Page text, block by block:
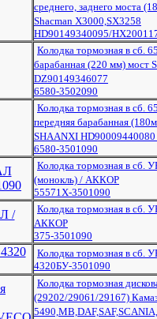
среднего, заднего моста
Shacman X3000,SX3258
HD90149340095/
Колодка тормозная в сб.
барабанная (220 мм) мост
DZ90149346077
6580-3502090
Колодка тормозная в сб.
передняя барабанная
SHAANXI
6580-3501090
Колодка тормозная в сб.
(монокль) / АККОР
55571Х-3501090
Колодка тормозная в сб.
АККОР
375-3501090
Колодка тормозная в сб.
4320БУ-3501090
Колодка тормозная
(29202/29061/29167)